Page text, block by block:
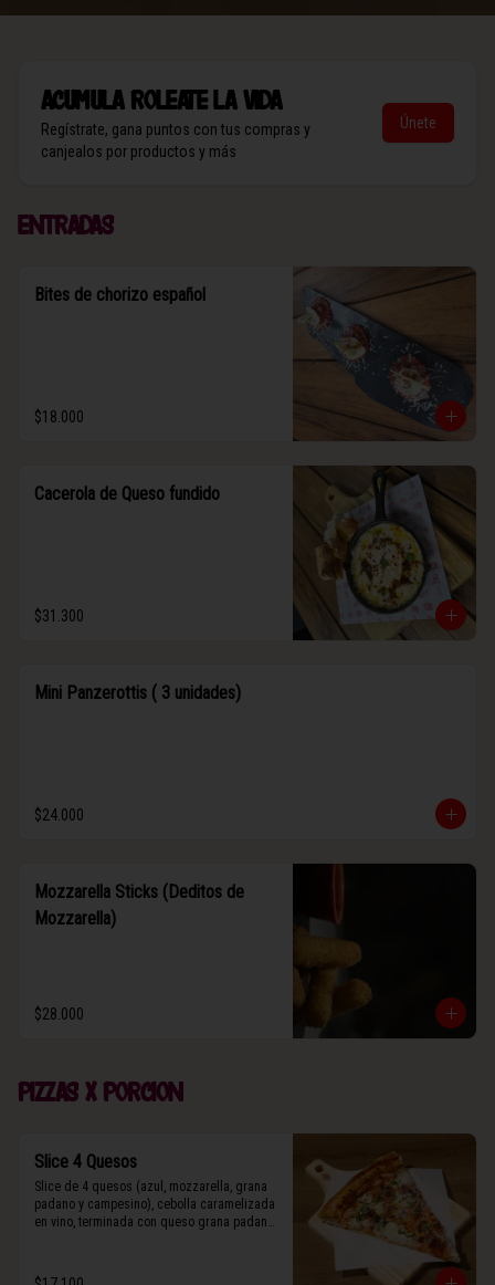
AcumulaRoleate la vida
Regístrate, gana puntos con tus compras y
canjealos por productos y más
Únete
Entradas
Bites de chorizo español
$18.000
Cacerola de Queso fundido
$31.300
Mini Panzerottis ( 3 unidades)
$24.000
Mozzarella Sticks (Deditos de
Mozzarella)
$28.000
Pizzas x porcion
Slice 4 Quesos
Slice de 4 quesos (azul, mozzarella, grana
padano y campesino), cebolla caramelizada
en vino, terminada con queso grana padano